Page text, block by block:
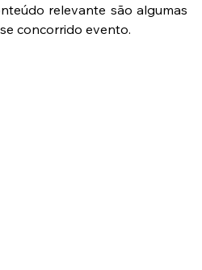
relevante são algumas
concorrido evento.